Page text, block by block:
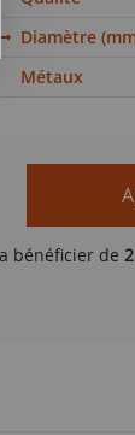
Diamètre
Métaux
bénéficier de2